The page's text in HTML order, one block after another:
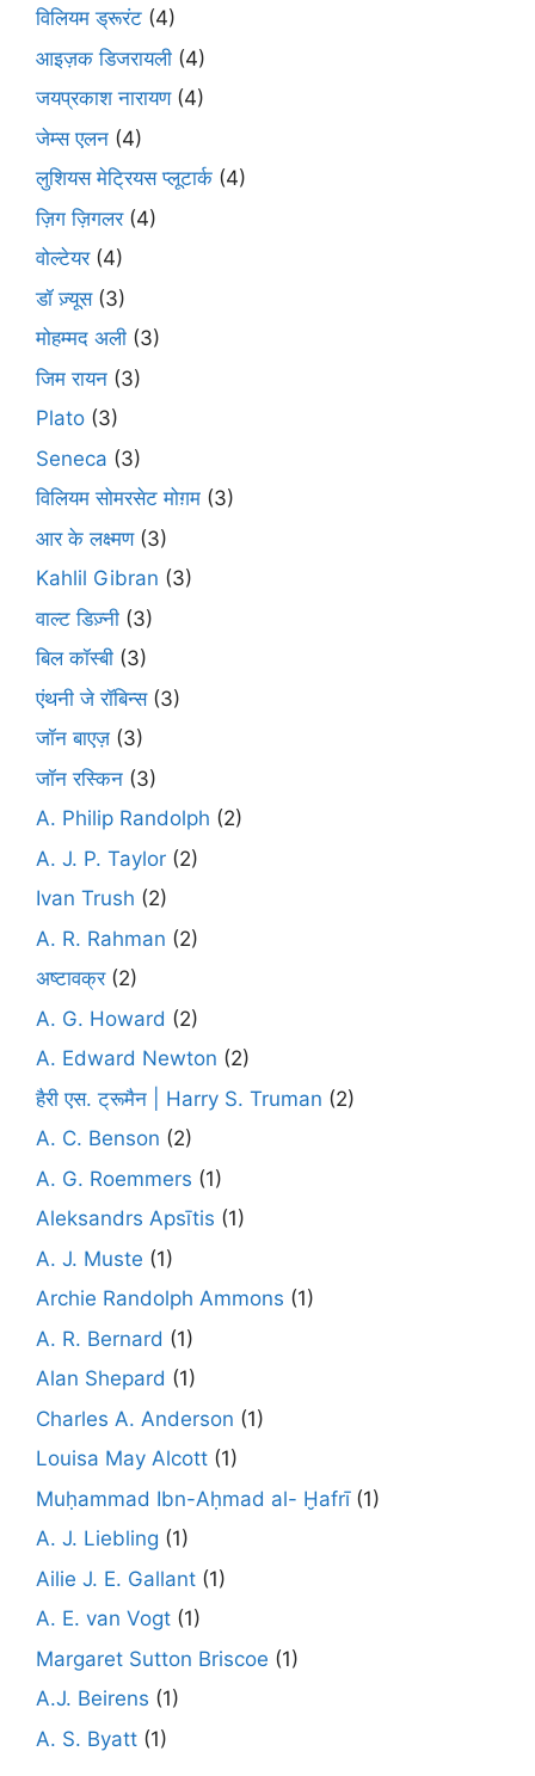
विलियम ड्रूरंट (4)
आइज़क डिजरायली (4)
जयप्रकाश नारायण(4)
जेम्स एलन (4)
लुशियस मेट्रियस प्लूटार्क (4)
ज़िग ज़िगलर(4)
वोल्टेयर(4)
डॉ ज़्यूस(3)
मोहम्मद अली (3)
जिम रायन (3)
Plato (3)
Seneca (3)
विलियम सोमरसेट मोग़म (3)
आर के लक्ष्मण(3)
Kahlil Gibran (3)
वाल्ट डिज़्नी (3)
बिल कॉस्बी (3)
एंथनी जे रॉबिन्स(3)
जॉन बाएज़ (3)
जॉन रस्किन (3)
A. Philip Randolph (2)
A. J. P. Taylor (2)
Ivan Trush (2)
A. R. Rahman (2)
अष्टावक्र(2)
A. G. Howard (2)
A. Edward Newton (2)
हैरी एस. ट्रूमैन | Harry S. Truman (2)
A. C. Benson (2)
A. G. Roemmers (1)
Aleksandrs Apsītis (1)
A. J. Muste (1)
Archie Randolph Ammons (1)
A. R. Bernard (1)
Alan Shepard (1)
Charles A. Anderson (1)
Louisa May Alcott (1)
Muḥammad Ibn-Aḥmad al- Ḫafrī(1)
A. J. Liebling (1)
Ailie J. E. Gallant (1)
A. E. van Vogt (1)
Margaret Sutton Briscoe (1)
A.J. Beirens (1)
A. S. Byatt (1)